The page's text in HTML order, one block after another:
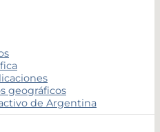
geográficos
de Argentina